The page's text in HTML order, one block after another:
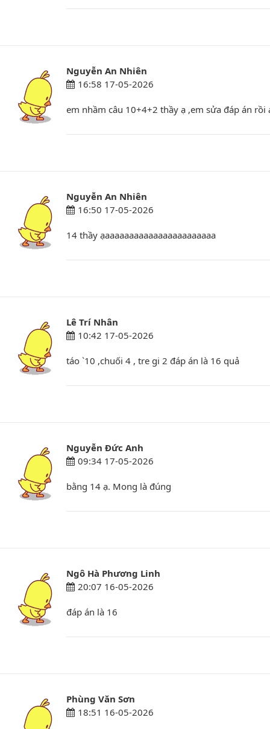
Nguyễn An Nhiên
16:58 17-05-2026
em nhầm câu 10+4+2 thầy ạ ,em sửa đáp án rồi
Nguyễn An Nhiên
16:50 17-05-2026
14 thầy ạaaaaaaaaaaaaaaaaaaaaaaa
Lê Trí Nhân
10:42 17-05-2026
táo `10 ,chuối 4 , tre gi 2 đáp án là 16 quả
Nguyễn Đức Anh
09:34 17-05-2026
bằng 14 ạ. Mong là đúng
Ngô Hà Phương Linh
20:07 16-05-2026
đáp án là 16
Phùng Văn Sơn
18:51 16-05-2026